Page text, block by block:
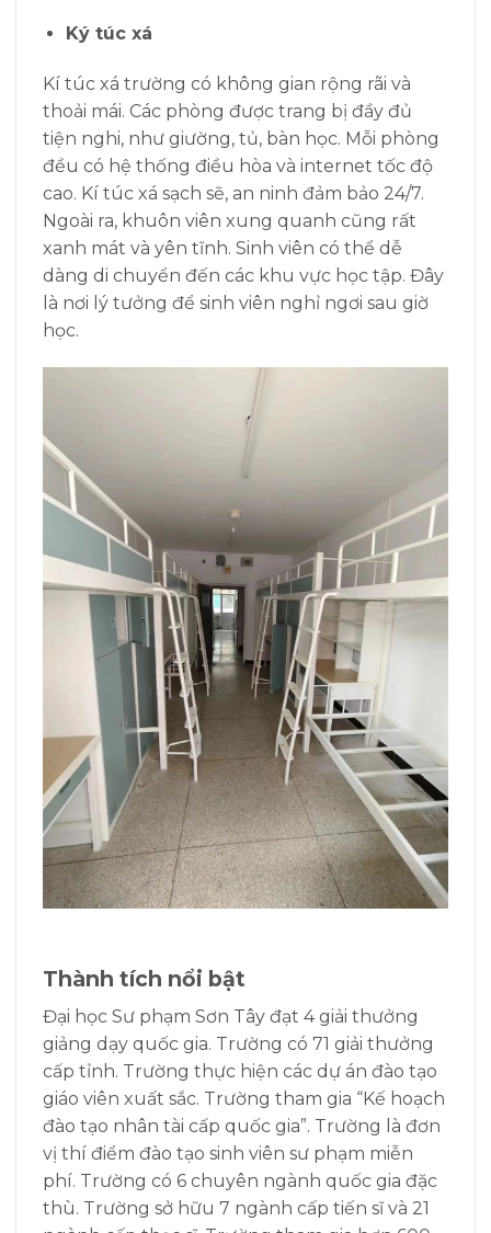
Ký túc xá
Kí túc xá trường có không gian rộng rãi và
thoải mái. Các phòng được trang bị đầy đủ
tiện nghi, như giường, tủ, bàn học. Mỗi phòng
đều có hệ thống điều hòa và internet tốc độ
cao. Kí túc xá sạch sẽ, an ninh đảm bảo 24/7.
Ngoài ra, khuôn viên xung quanh cũng rất
xanh mát và yên tĩnh. Sinh viên có thể dễ
dàng di chuyển đến các khu vực học tập. Đây
là nơi lý tưởng để sinh viên nghỉ ngơi sau giờ
học.
Thành tích nổi bật
Đại học Sư phạm Sơn Tây đạt 4 giải thưởng
giảng dạy quốc gia. Trường có 71 giải thưởng
cấp tỉnh. Trường thực hiện các dự án đào tạo
giáo viên xuất sắc. Trường tham gia “Kế hoạch
đào tạo nhân tài cấp quốc gia”. Trường là đơn
vị thí điểm đào tạo sinh viên sư phạm miễn
phí. Trường có 6 chuyên ngành quốc gia đặc
thù. Trường sở hữu 7 ngành cấp tiến sĩ và 21